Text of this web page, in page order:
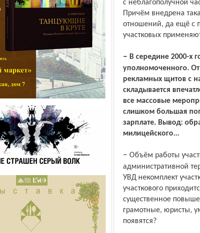
с неблагополучной
Причём внедрена
отношений, да ещё с
участковых
– В середине 2000-х годов многое делалось для укрепления авторитета участкового
уполномоченного. От
рекламных щитов с
складывается
все массовые
слишком большая
зарплате. Вывод:
милицейского...
– Объём работы участкового по нормативу составляет обслуживание
административной
УВД некомплект
участкового
существенное
грамотные, юристы,
появятся?